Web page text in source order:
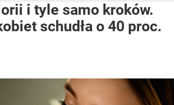
i tyle samo kroków.
schudła o 40 proc.